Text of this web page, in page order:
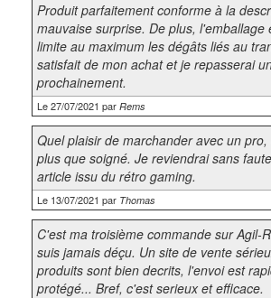
Produit parfaitement conforme à la
mauvaise surprise. De plus, l'emballage
limite au maximum les dégâts liés au
satisfait de mon achat et je repasserai
prochainement.
Le 27/07/2021 par Rems
Quel plaisir de marchander avec un
plus que soigné. Je reviendrai sans
article issu du rétro gaming.
Le 13/07/2021 par Thomas
C'est ma troisième commande sur Agil-
suis jamais déçu. Un site de vente
produits sont bien decrits, l'envoi est
protégé... Bref, c'est serieux et efficace.